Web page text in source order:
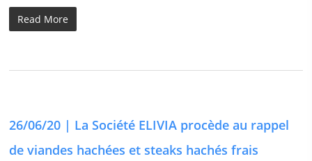
Read More
26/06/20 | La Société ELIVIA procède au rappel
de viandes hachées et steaks hachés frais